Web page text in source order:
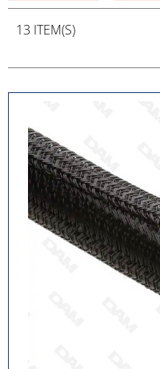
La guaina si adatta sia
cablaggi su gommoni,
professionali.
Realizzate in materiali
sopportano l'umidità, le
condizioni marine più
13 ITEM(S)